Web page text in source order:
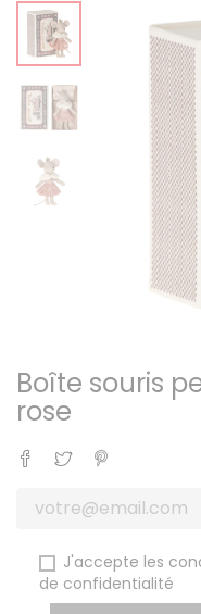
Boîte souris
rose
Partager
Tweet
J'accepte les
de confidentialité